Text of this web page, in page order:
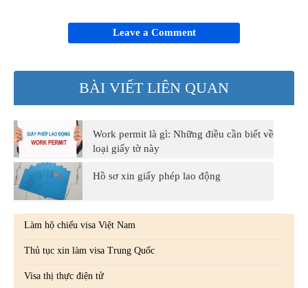
Leave a Comment
BÀI VIẾT LIÊN QUAN
Work permit là gì: Những điều cần biết về
loại giấy tờ này
Hồ sơ xin giấy phép lao động
Làm hộ chiếu visa Việt Nam
Thủ tục xin làm visa Trung Quốc
Visa thị thực điện tử